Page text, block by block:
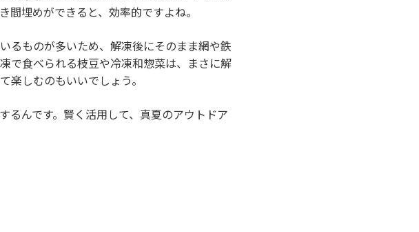
埋めができると、効率的ですよね。
るものが多いため、解凍後にそのまま網や鉄
で食べられる枝豆や冷凍和惣菜は、まさに解
楽しむのもいいでしょう。
るんです。賢く活用して、真夏のアウトドア